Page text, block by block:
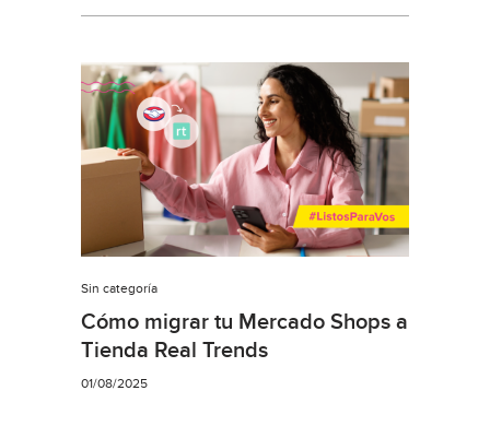
Sin categoría
Cómo migrar tu Mercado Shops a
Tienda Real Trends
01/08/2025